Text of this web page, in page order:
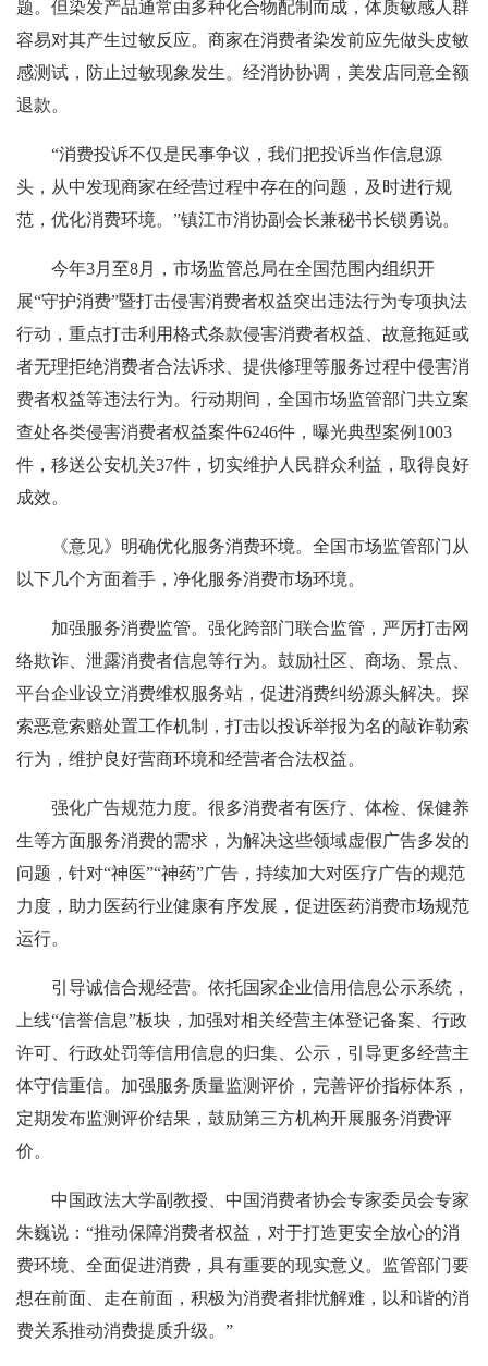
题。但染发产品通常由多种化合物配制而成，体质敏感人群
容易对其产生过敏反应。商家在消费者染发前应先做头皮敏
感测试，防止过敏现象发生。经消协协调，美发店同意全额
退款。
“消费投诉不仅是民事争议，我们把投诉当作信息源
头，从中发现商家在经营过程中存在的问题，及时进行规
范，优化消费环境。”镇江市消协副会长兼秘书长锁勇说。
今年3月至8月，市场监管总局在全国范围内组织开
展“守护消费”暨打击侵害消费者权益突出违法行为专项执法
行动，重点打击利用格式条款侵害消费者权益、故意拖延或
者无理拒绝消费者合法诉求、提供修理等服务过程中侵害消
费者权益等违法行为。行动期间，全国市场监管部门共立案
查处各类侵害消费者权益案件6246件，曝光典型案例1003
件，移送公安机关37件，切实维护人民群众利益，取得良好
成效。
《意见》明确优化服务消费环境。全国市场监管部门从
以下几个方面着手，净化服务消费市场环境。
加强服务消费监管。强化跨部门联合监管，严厉打击网
络欺诈、泄露消费者信息等行为。鼓励社区、商场、景点、
平台企业设立消费维权服务站，促进消费纠纷源头解决。探
索恶意索赔处置工作机制，打击以投诉举报为名的敲诈勒索
行为，维护良好营商环境和经营者合法权益。
强化广告规范力度。很多消费者有医疗、体检、保健养
生等方面服务消费的需求，为解决这些领域虚假广告多发的
问题，针对“神医”“神药”广告，持续加大对医疗广告的规范
力度，助力医药行业健康有序发展，促进医药消费市场规范
运行。
引导诚信合规经营。依托国家企业信用信息公示系统，
上线“信誉信息”板块，加强对相关经营主体登记备案、行政
许可、行政处罚等信用信息的归集、公示，引导更多经营主
体守信重信。加强服务质量监测评价，完善评价指标体系，
定期发布监测评价结果，鼓励第三方机构开展服务消费评
价。
中国政法大学副教授、中国消费者协会专家委员会专家
朱巍说：“推动保障消费者权益，对于打造更安全放心的消
费环境、全面促进消费，具有重要的现实意义。监管部门要
想在前面、走在前面，积极为消费者排忧解难，以和谐的消
费关系推动消费提质升级。”